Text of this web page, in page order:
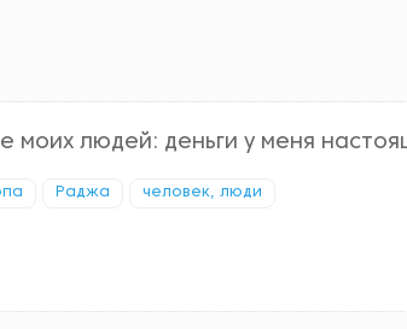
моих людей: деньги у меня
Раджа человек, люди